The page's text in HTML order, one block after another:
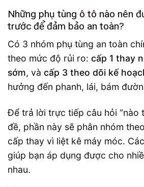
Những phụ tùng ô tô nào nên
trước để đảm bảo an toàn?
Có 3 nhóm phụ tùng an toàn
theo mức độ rủi ro: cấp 1 thay
sớm, và cấp 3 theo dõi kế
hưởng đến phanh, lái, bám
Để trả lời trực tiếp câu hỏi “nào
đề, phần này sẽ phân nhóm
cấp thay vì liệt kê máy móc.
giúp bạn áp dụng được cho
nhau.